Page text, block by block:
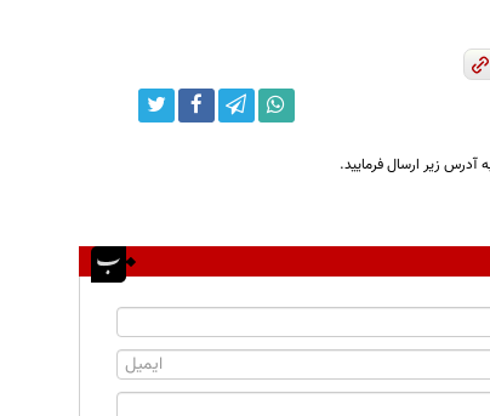
آدرس زیر ارسال فرمایید.